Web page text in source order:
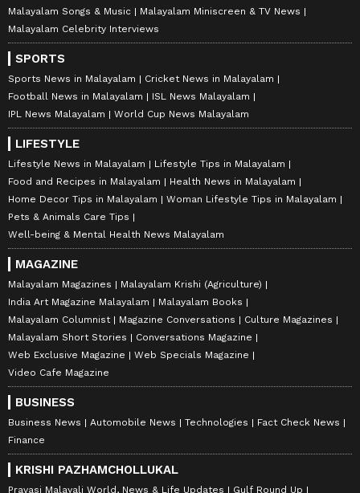
Malayalam Songs & Music
Malayalam Miniscreen & TV News
Malayalam Celebrity Interviews
SPORTS
Sports News in Malayalam
Cricket News in Malayalam
Football News in Malayalam
ISL News Malayalam
IPL News Malayalam
World Cup News Malayalam
LIFESTYLE
Lifestyle News in Malayalam
Lifestyle Tips in Malayalam
Food and Recipes in Malayalam
Health News in Malayalam
Home Decor Tips in Malayalam
Woman Lifestyle Tips in Malayalam
Pets & Animals Care Tips
Well-being & Mental Health News Malayalam
MAGAZINE
Malayalam Magazines
Malayalam Krishi (Agriculture)
India Art Magazine Malayalam
Malayalam Books
Malayalam Columnist
Magazine Conversations
Culture Magazines
Malayalam Short Stories
Conversations Magazine
Web Exclusive Magazine
Web Specials Magazine
Video Cafe Magazine
BUSINESS
Business News Automobile News Technologies
Fact Check News
Finance
KRISHI PAZHAMCHOLLUKAL
Pravasi Malayali World, News & Life Updates Gulf Round Up